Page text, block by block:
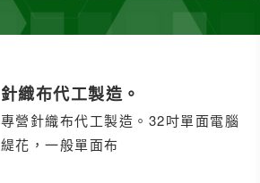
針織布代工製造。
專營針織布代工製造。32吋單面電腦
緹花，一般單面布